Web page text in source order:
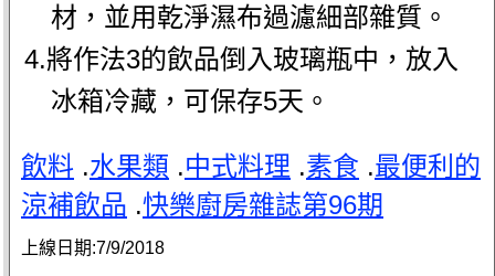
材，並用乾淨濕布過濾細部雜質。
4.將作法3的飲品倒入玻璃瓶中，放入
冰箱冷藏，可保存5天。
飲料 .水果類 .中式料理 .素食 .最便利的
涼補飲品 .快樂廚房雜誌第96期
上線日期:7/9/2018